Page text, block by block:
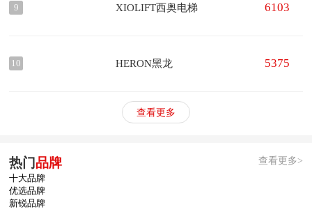
9 XIOLIFT西奥电梯 6103
10 HERON黑龙 5375
查看更多
热门品牌 查看更多>
十大品牌
优选品牌
新锐品牌